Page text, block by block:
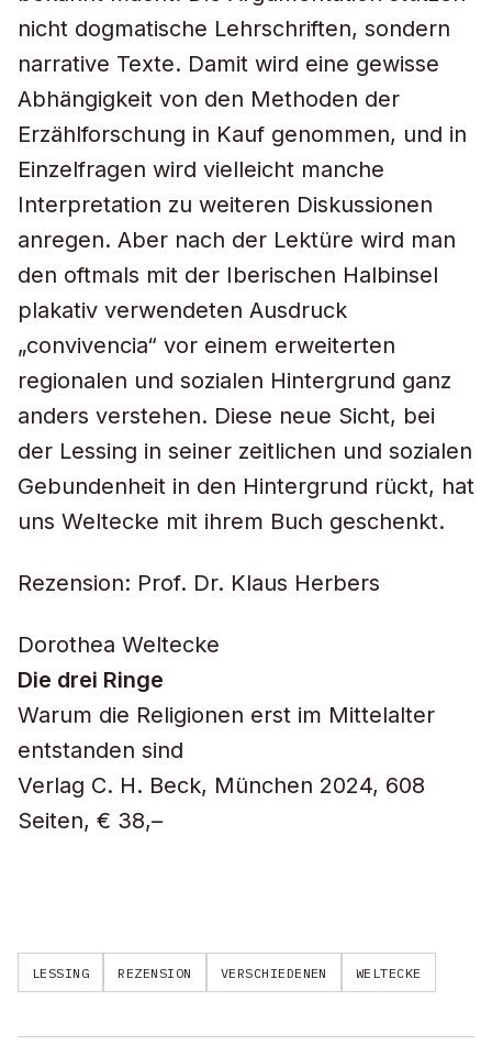
nicht dogmatische Lehrschriften, sondern
narrative Texte. Damit wird eine gewisse
Abhängigkeit von den Methoden der
Erzählforschung in Kauf genommen, und in
Einzelfragen wird vielleicht manche
Interpretation zu weiteren Diskussionen
anregen. Aber nach der Lektüre wird man
den oftmals mit der Iberischen Halbinsel
plakativ verwendeten Ausdruck
„convivencia“ vor einem erweiterten
regionalen und sozialen Hintergrund ganz
anders verstehen. Diese neue Sicht, bei
der Lessing in seiner zeitlichen und sozialen
Gebundenheit in den Hintergrund rückt, hat
uns Weltecke mit ihrem Buch geschenkt.
Rezension: Prof. Dr. Klaus Herbers
Dorothea Weltecke
Die drei Ringe
Warum die Religionen erst im Mittelalter
entstanden sind
Verlag C. H. Beck, München 2024, 608
Seiten, € 38,–
LESSING REZENSION VERSCHIEDENEN WELTECKE